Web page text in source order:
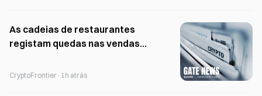
As cadeias de restaurantes
registam quedas nas vendas
CryptoFrontier · 1h atrás